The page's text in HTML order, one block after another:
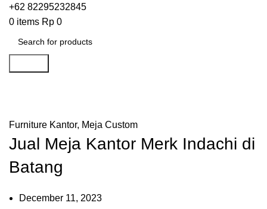
+62 82295232845
0 items Rp 0
Furniture Kantor, Meja Custom
Jual Meja Kantor Merk Indachi di
Batang
December 11, 2023